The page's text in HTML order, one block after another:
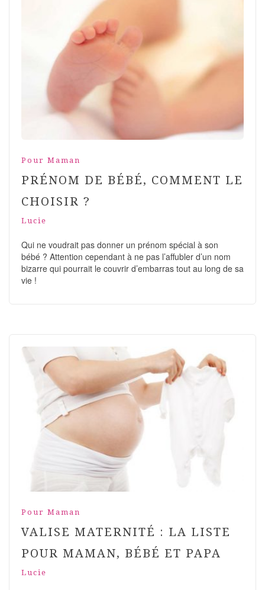
Pour Maman
PRÉNOM DE BÉBÉ, COMMENT LE
CHOISIR ?
Lucie
Qui ne voudrait pas donner un prénom spécial à son
bébé ? Attention cependant à ne pas l’affubler d’un nom
bizarre qui pourrait le couvrir d’embarras tout au long de sa
vie !
Pour Maman
VALISE MATERNITÉ : LA LISTE
POUR MAMAN, BÉBÉ ET PAPA
Lucie